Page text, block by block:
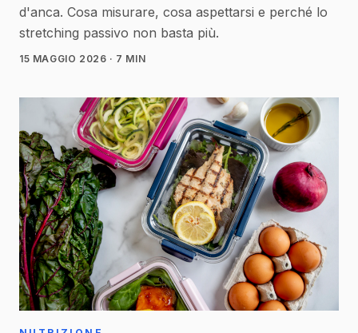
d'anca. Cosa misurare, cosa aspettarsi e perché lo
stretching passivo non basta più.
15 MAGGIO 2026 · 7 MIN